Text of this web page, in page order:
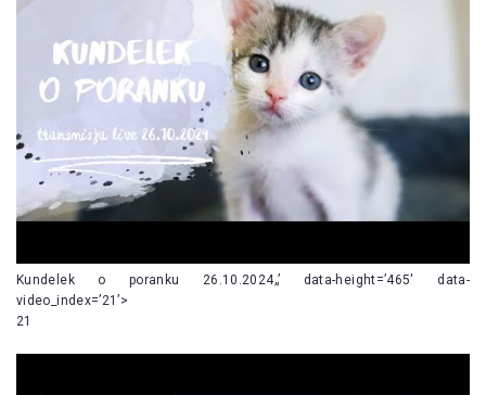
Kundelek o poranku 26.10.2024„’ data-height=’465′ data-
video_index=’21’>
21